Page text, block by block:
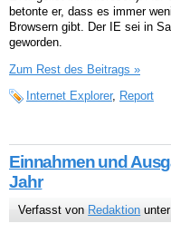
betonte er, dass es immer
Browsern gibt. Der IE sei in
geworden.
Zum Rest des Beitrags »
Internet Explorer, Report
Einnahmen und
Jahr
Verfasst von Redaktion unter